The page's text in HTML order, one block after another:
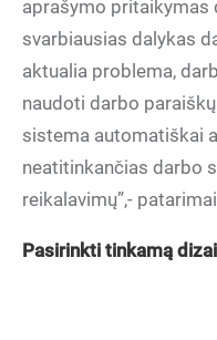
aprašymo pritaikymas
svarbiausias dalykas
aktualia problema,
naudoti darbo
sistema automatiškai
neatitinkančias darbo
reikalavimų”,-
Pasirinkti tinkamą